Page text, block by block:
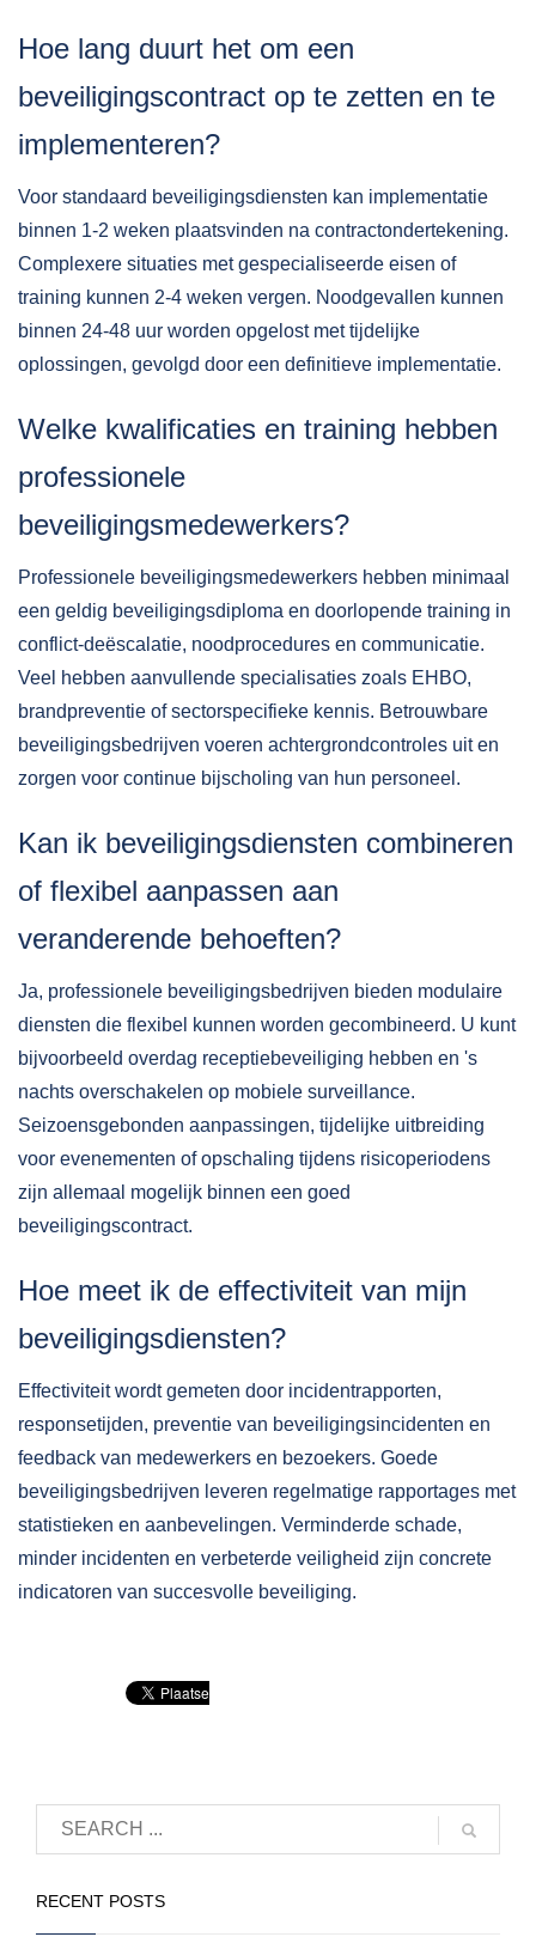
Hoe lang duurt het om een
beveiligingscontract op te zetten en te
implementeren?
Voor standaard beveiligingsdiensten kan implementatie
binnen 1-2 weken plaatsvinden na contractondertekening.
Complexere situaties met gespecialiseerde eisen of
training kunnen 2-4 weken vergen. Noodgevallen kunnen
binnen 24-48 uur worden opgelost met tijdelijke
oplossingen, gevolgd door een definitieve implementatie.
Welke kwalificaties en training hebben
professionele
beveiligingsmedewerkers?
Professionele beveiligingsmedewerkers hebben minimaal
een geldig beveiligingsdiploma en doorlopende training in
conflict-deëscalatie, noodprocedures en communicatie.
Veel hebben aanvullende specialisaties zoals EHBO,
brandpreventie of sectorspecifieke kennis. Betrouwbare
beveiligingsbedrijven voeren achtergrondcontroles uit en
zorgen voor continue bijscholing van hun personeel.
Kan ik beveiligingsdiensten combineren
of flexibel aanpassen aan
veranderende behoeften?
Ja, professionele beveiligingsbedrijven bieden modulaire
diensten die flexibel kunnen worden gecombineerd. U kunt
bijvoorbeeld overdag receptiebeveiliging hebben en 's
nachts overschakelen op mobiele surveillance.
Seizoensgebonden aanpassingen, tijdelijke uitbreiding
voor evenementen of opschaling tijdens risicoperiodens
zijn allemaal mogelijk binnen een goed
beveiligingscontract.
Hoe meet ik de effectiviteit van mijn
beveiligingsdiensten?
Effectiviteit wordt gemeten door incidentrapporten,
responsetijden, preventie van beveiligingsincidenten en
feedback van medewerkers en bezoekers. Goede
beveiligingsbedrijven leveren regelmatige rapportages met
statistieken en aanbevelingen. Verminderde schade,
minder incidenten en verbeterde veiligheid zijn concrete
indicatoren van succesvolle beveiliging.
RECENT POSTS